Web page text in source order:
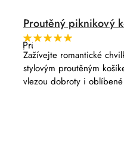
Proutěný piknikový
Průměrné
hodnocení
produktu
je
5,0
z
Zažívejte romantické
stylovým proutěným
vlezou dobroty i